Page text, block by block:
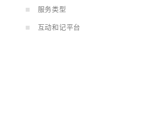
服务类型
互动和记平台